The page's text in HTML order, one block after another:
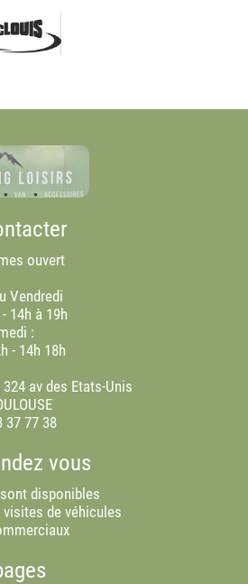
ouvert
Vendredi
14h à 19h
:
- 14h 18h
324 av des Etats-Unis
37 77 38
vous
disponibles
de véhicules